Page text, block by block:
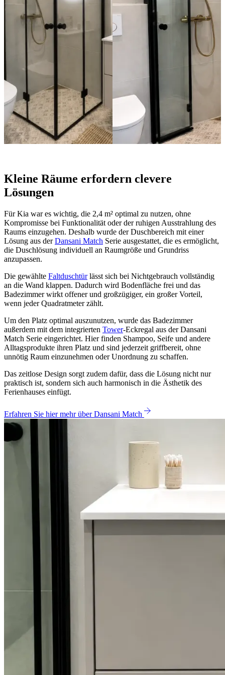
Kleine Räume erfordern clevere
Lösungen
Für Kia war es wichtig, die 2,4 m² optimal zu nutzen, ohne
Kompromisse bei Funktionalität oder der ruhigen Ausstrahlung des
Raums einzugehen. Deshalb wurde der Duschbereich mit einer
Lösung aus derDansani Match Serie ausgestattet, die es ermöglicht,
die Duschlösung individuell an Raumgröße und Grundriss
anzupassen.
Die gewählte Faltduschtürlässt sich bei Nichtgebrauch vollständig
an die Wand klappen. Dadurch wird Bodenfläche frei und das
Badezimmer wirkt offener und großzügiger, ein großer Vorteil,
wenn jeder Quadratmeter zählt.
Um den Platz optimal auszunutzen, wurde das Badezimmer
außerdem mit dem integrierten Tower-Eckregal aus der Dansani
Match Serie eingerichtet. Hier finden Shampoo, Seife und andere
Alltagsprodukte ihren Platz und sind jederzeit griffbereit, ohne
unnötig Raum einzunehmen oder Unordnung zu schaffen.
Das zeitlose Design sorgt zudem dafür, dass die Lösung nicht nur
praktisch ist, sondern sich auch harmonisch in die Ästhetik des
Ferienhauses einfügt.
Erfahren Sie hier mehr über Dansani Match